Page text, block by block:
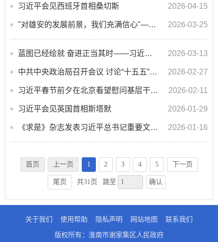
2026-04-15
习近平会见西班牙首相桑切斯
2026-03-25
"对雄安的发展前景，我们充满信心"——习近平总书记赴雄安新区考察并主持召开深入推进雄安新区高...
2026-03-13
蓝图已经绘就 奋进正当其时——习近平总书记同出席2026年全国两会人大代表、政协委员共商国是纪实
2026-02-27
中共中央政治局召开会议 讨论“十五五”规划纲要草案和政府工作报告 中共中央总书记习近平主持会...
2026-02-11
习近平春节前夕在北京看望慰问基层干部群众 向全国各族人民致以美好的新春祝福 祝各族人民幸福安...
2026-01-29
习近平会见英国首相斯塔默
2026-01-16
《求是》杂志发表习近平总书记重要文章《在中央城市工作会议上的讲话》
首页 上一页 1 2 3 4 5 下一页
尾页 共31页 跳至 确认
关于我们 使用帮助 隐私声明 网站地图
联系我们
版权所有：淮南市谢家集区人民政府